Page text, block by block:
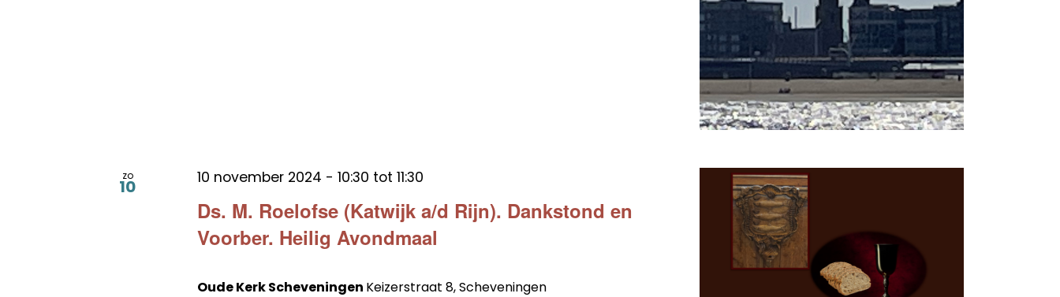
zo
10
Ds. M. Roelofse (Katwijk a/d Rijn). Dankstond en
Voorber. Heilig Avondmaal
10 november 2024 - 10:30 tot 11:30
Oude Kerk Scheveningen Keizerstraat 8, Scheveningen